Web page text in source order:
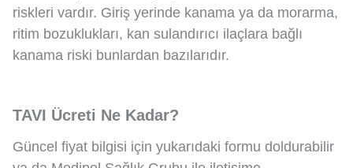
riskleri vardır. Giriş yerinde kanama ya da morarma,
ritim bozuklukları, kan sulandırıcı ilaçlara bağlı
kanama riski bunlardan bazılarıdır.
TAVI Ücreti Ne Kadar?
Güncel fiyat bilgisi için yukarıdaki formu doldurabilir